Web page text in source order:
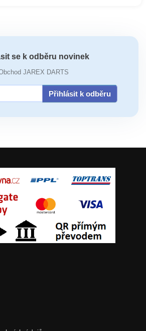
se k odběru novinek
JAREX DARTS
Přihlásit k odběru